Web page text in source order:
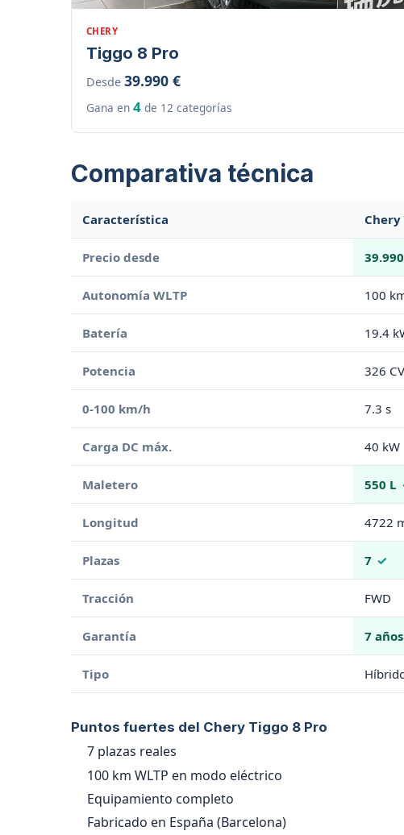
CHERY
Tiggo 8 Pro
Desde 39.990 €
Gana en 4de 12 categorías
Comparativa técnica
Característica Chery
Precio desde
Autonomía WLTP 100
Batería 19.4
Potencia 326 CV
0-100 km/h 7.3 s
Carga DC máx. 40 kW
Maletero 550 L
Longitud 4722
Plazas 7
Tracción FWD
Garantía 7 años
Tipo
Puntos fuertes del Chery Tiggo 8 Pro
7 plazas reales
100 km WLTP en modo eléctrico
Equipamiento completo
Fabricado en España (Barcelona)